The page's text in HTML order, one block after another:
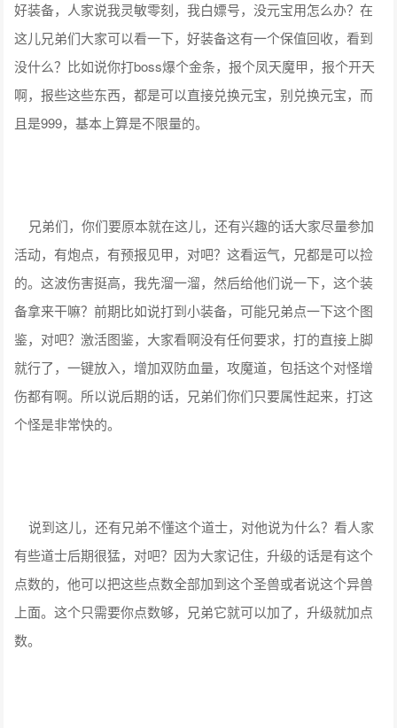
好装备，人家说我灵敏零刻，我白嫖号，没元宝用怎么办？在
这儿兄弟们大家可以看一下，好装备这有一个保值回收，看到
没什么？比如说你打boss爆个金条，报个凤天魔甲，报个开天
啊，报些这些东西，都是可以直接兑换元宝，别兑换元宝，而
且是999，基本上算是不限量的。
兄弟们，你们要原本就在这儿，还有兴趣的话大家尽量参加
活动，有炮点，有预报见甲，对吧？这看运气，兄都是可以捡
的。这波伤害挺高，我先溜一溜，然后给他们说一下，这个装
备拿来干嘛？前期比如说打到小装备，可能兄弟点一下这个图
鉴，对吧？激活图鉴，大家看啊没有任何要求，打的直接上脚
就行了，一键放入，增加双防血量，攻魔道，包括这个对怪增
伤都有啊。所以说后期的话，兄弟们你们只要属性起来，打这
个怪是非常快的。
说到这儿，还有兄弟不懂这个道士，对他说为什么？看人家
有些道士后期很猛，对吧？因为大家记住，升级的话是有这个
点数的，他可以把这些点数全部加到这个圣兽或者说这个异兽
上面。这个只需要你点数够，兄弟它就可以加了，升级就加点
数。